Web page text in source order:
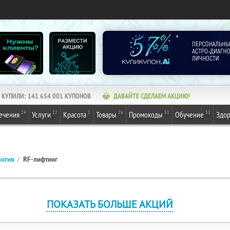
КУПИЛИ: 141 654 001 КУПОНОВ ДАВАЙТЕ СДЕЛАЕМ АКЦИЮ!
24 Услуги 12 Красота 1 Товары 26 Промокоды 51 Обучение 31
RF-лифтинг
ПОКАЗАТЬ БОЛЬШЕ АКЦИЙ